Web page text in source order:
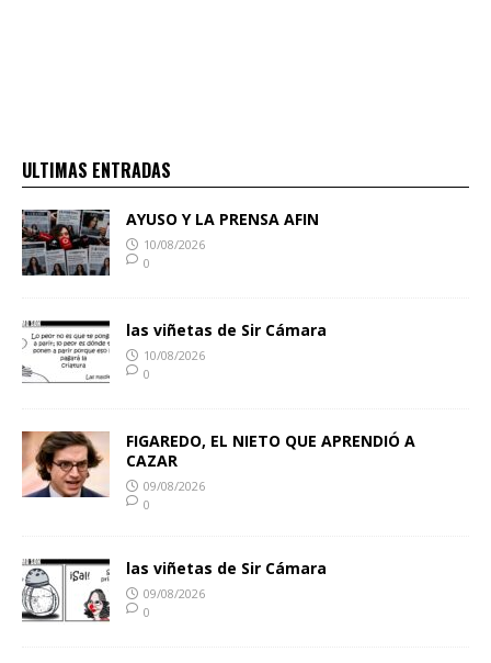
ULTIMAS ENTRADAS
AYUSO Y LA PRENSA AFIN
10/08/2026
0
las viñetas de Sir Cámara
10/08/2026
0
FIGAREDO, EL NIETO QUE APRENDIÓ A
CAZAR
09/08/2026
0
las viñetas de Sir Cámara
09/08/2026
0